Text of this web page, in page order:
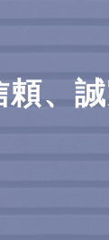
頼、